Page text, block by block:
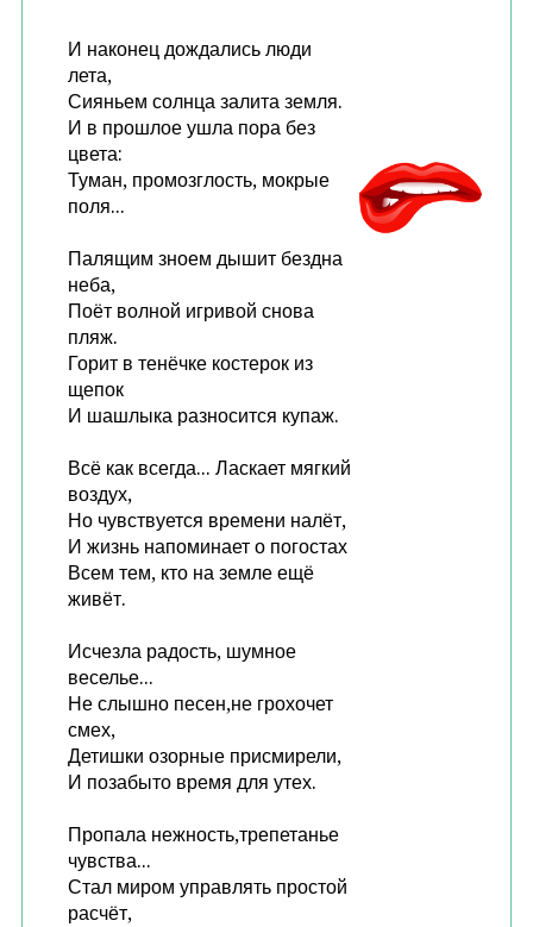
И наконец дождались люди
лета,
Сияньем солнца залита земля.
И в прошлое ушла пора без
цвета:
Туман, промозглость, мокрые
поля...
Палящим зноем дышит бездна
неба,
Поёт волной игривой снова
пляж.
Горит в тенёчке костерок из
щепок
И шашлыка разносится купаж.
Всё как всегда... Ласкает мягкий
воздух,
Но чувствуется времени налёт,
И жизнь напоминает о погостах
Всем тем, кто на земле ещё
живёт.
Исчезла радость, шумное
веселье...
Не слышно песен,не грохочет
смех,
Детишки озорные присмирели,
И позабыто время для утех.
Пропала нежность,трепетанье
чувства...
Стал миром управлять простой
расчёт,